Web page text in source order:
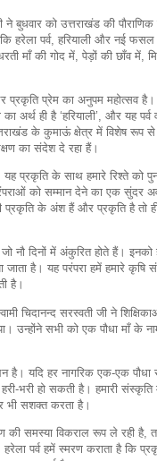
ने बुधवार को उत्तराखंड की
हरेला पर्व, हरियाली और नई
माँ की गोद में, पेड़ों की छाँव में,
प्रकृति प्रेम का अनुपम महोत्सव है।
ही है ‘हरियाली’, और यह पर्व
के कुमाऊं क्षेत्र में विशेष रूप से
का संदेश दे रहा हैं।
प्रकृति के साथ हमारे रिश्ते को
को सम्मान देने का एक सुंदर
के अंश हैं और प्रकृति है तो ही
नौ दिनों में अंकुरित होते हैं। इनको
है। यह परंपरा हमें हमारे कृषि
है।
चिदानन्द सरस्वती जी ने
उन्होंने सभी को एक पौधा माँ के
है। यदि हर नागरिक एक-एक पौधा
भरी हो सकती है। हमारी संस्कृति
भी सशक्त करता है।
की समस्या विकराल रूप ले रही है,
पर्व हमें स्मरण कराता है कि